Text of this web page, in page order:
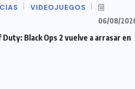
VIDEOJUEGOS
06/08/
Duty: Black Ops 2 vuelve a arrasar en